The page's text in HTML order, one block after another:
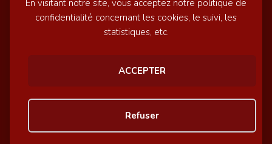
En visitant notre site, vous acceptez notre politique de
confidentialité concernant les cookies, le suivi, les
statistiques, etc.
ACCEPTER
Refuser
Recrutement
Mentions légales
© GazetteSports - 2026 | Site internet réalisé par
Awelty